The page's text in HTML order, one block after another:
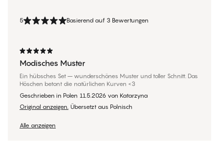
5 Basierend auf 3 Bewertungen
Modisches Muster
Ein hübsches Set – wunderschönes Muster und toller Schnitt. Das
Höschen betont die natürlichen Kurven <3
Geschrieben in Polen 11.5.2026 von Katarzyna
Original anzeigen. Übersetzt aus Polnisch
Alle anzeigen